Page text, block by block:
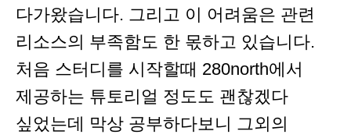
다가왔습니다. 그리고 이 어려움은 관련
리소스의 부족함도 한 몫하고 있습니다.
처음 스터디를 시작할때 280north에서
제공하는 튜토리얼 정도도 괜찮겠다
싶었는데 막상 공부하다보니 그외의